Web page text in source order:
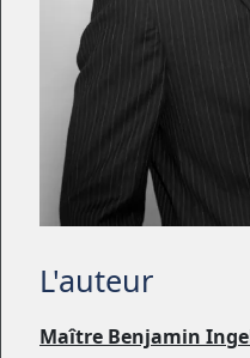
L'auteur
Maître Benjamin